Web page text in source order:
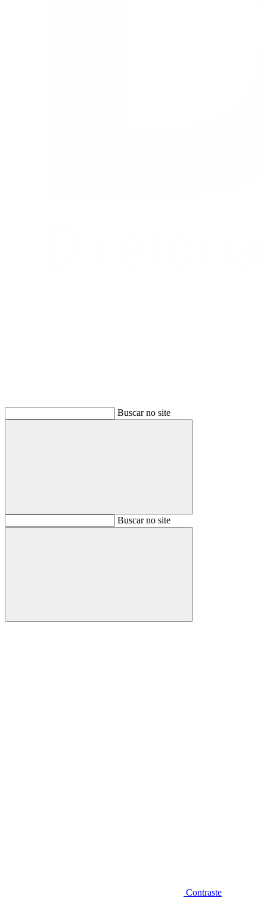
Buscar no site
BuscarBuscar no site
Buscar
Contraste